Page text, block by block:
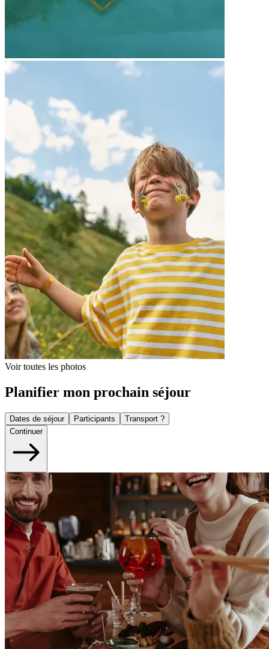
Voir toutes les photos
Planifier mon prochain séjour
Dates de séjour Participants
Transport ?
Continuer